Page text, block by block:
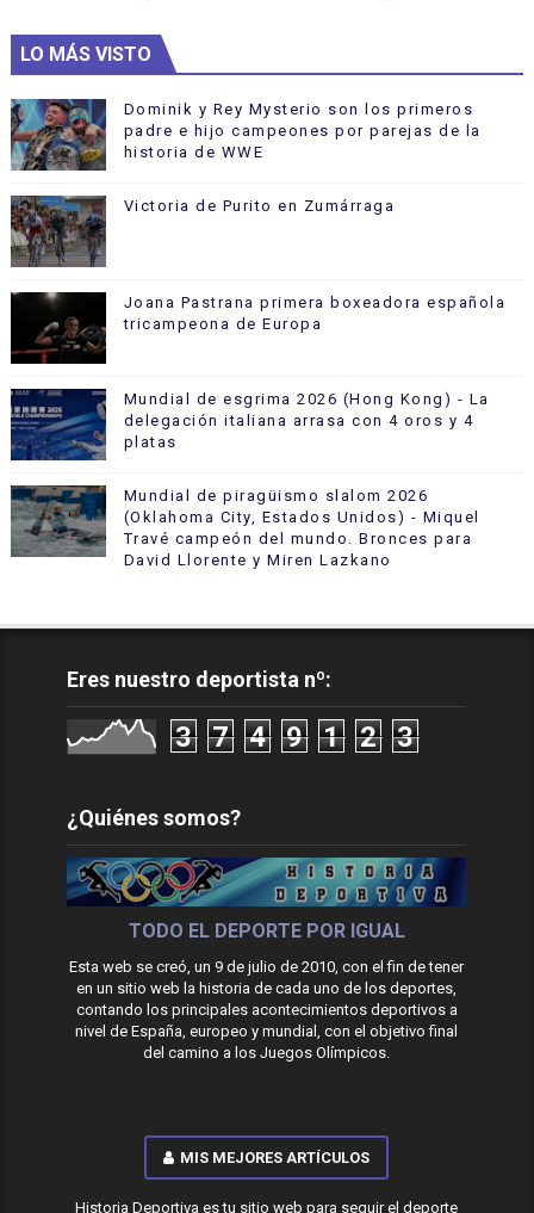
LO MÁS VISTO
Dominik y Rey Mysterio son los primeros
padre e hijo campeones por parejas de la
historia de WWE
Victoria de Purito en Zumárraga
Joana Pastrana primera boxeadora española
tricampeona de Europa
Mundial de esgrima 2026 (Hong Kong) - La
delegación italiana arrasa con 4 oros y 4
platas
Mundial de piragüismo slalom 2026
(Oklahoma City, Estados Unidos) - Miquel
Travé campeón del mundo. Bronces para
David Llorente y Miren Lazkano
Eres nuestro deportista nº:
3 7 4 9 1 2 3
¿Quiénes somos?
TODO EL DEPORTE POR IGUAL
Esta web se creó, un 9 de julio de 2010, con el fin de tener
en un sitio web la historia de cada uno de los deportes,
contando los principales acontecimientos deportivos a
nivel de España, europeo y mundial, con el objetivo final
del camino a los Juegos Olímpicos.
MIS MEJORES ARTÍCULOS
Historia Deportiva es tu sitio web para seguir el deporte